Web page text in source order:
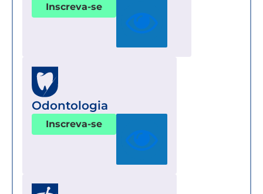
Inscreva-se
Odontologia
Inscreva-se